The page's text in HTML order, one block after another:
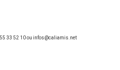
33 52 10 ou infos@caliamis.net